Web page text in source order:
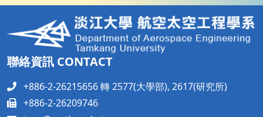
聯絡資訊 CONTACT
+886-2-26215656 轉 2577(大學部), 2617(研究所)
+886-2-26209746